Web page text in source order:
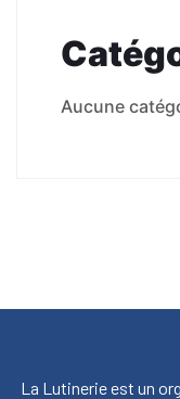
Aucune
La Lutinerie est un